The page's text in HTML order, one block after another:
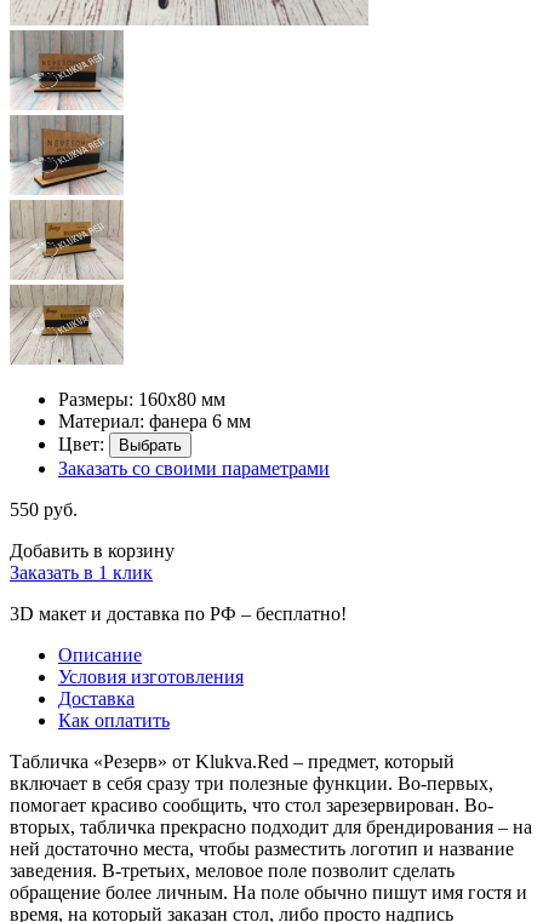
Размеры: 160х80 мм
Материал: фанера 6 мм
Цвет:
Выбрать
Заказать со своими параметрами
550 руб.
Добавить в корзину
Заказать в 1 клик
3D макет и доставка по РФ – бесплатно!
Описание
Условия изготовления
Доставка
Как оплатить
Табличка «Резерв» от Klukva.Red – предмет, который
включает в себя сразу три полезные функции. Во-первых,
помогает красиво сообщить, что стол зарезервирован. Во-
вторых, табличка прекрасно подходит для брендирования – на
ней достаточно места, чтобы разместить логотип и название
заведения. В-третьих, меловое поле позволит сделать
обращение более личным. На поле обычно пишут имя гостя и
время, на который заказан стол, либо просто надпись